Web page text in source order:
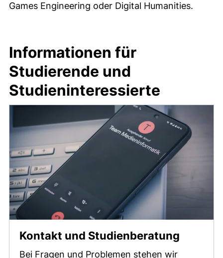
Games Engineering oder Digital Humanities.
Informationen für
Studierende und
Studieninteressierte
Kontakt und Studienberatung
Bei Fragen und Problemen stehen wir